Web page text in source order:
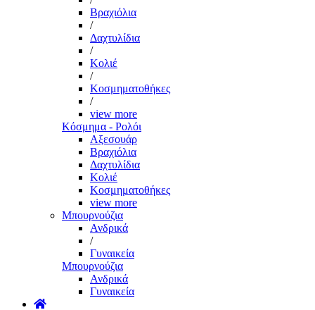
Βραχιόλια
/
Δαχτυλίδια
/
Κολιέ
/
Κοσμηματοθήκες
/
view more
Κόσμημα - Ρολόι
Αξεσουάρ
Βραχιόλια
Δαχτυλίδια
Κολιέ
Κοσμηματοθήκες
view more
Μπουρνούζια
Ανδρικά
/
Γυναικεία
Μπουρνούζια
Ανδρικά
Γυναικεία